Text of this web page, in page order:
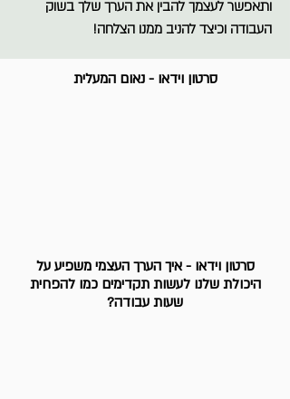
ותאפשר לעצמך להבין את הערך שלך בשוק
העבודה וכיצד להניב ממנו הצלחה!
סרטון וידאו - נאום המעלית
סרטון וידאו - איך הערך העצמי משפיע על
היכולת שלנו לעשות תקדימים כמו להפחית
שעות עבודה?